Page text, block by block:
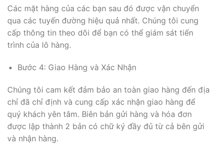
Các mặt hàng của các bạn sau đó được vận chuyển
qua các tuyến đường hiệu quả nhất. Chúng tôi cung
cấp thông tin theo dõi để bạn có thể giám sát tiến
trình của lô hàng.
Bước 4: Giao Hàng và Xác Nhận
Chúng tôi cam kết đảm bảo an toàn giao hàng đến địa
chỉ đã chỉ định và cung cấp xác nhận giao hàng để
quý khách yên tâm. Biên bản gửi hàng và hóa đơn
được lập thành 2 bản có chữ ký đầy đủ từ cả bên gửi
và nhận hàng.